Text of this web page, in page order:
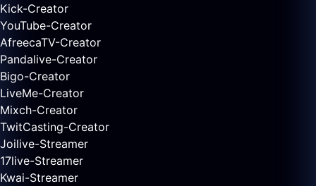
Kick-Creator
YouTube-Creator
AfreecaTV-Creator
Pandalive-Creator
Bigo-Creator
LiveMe-Creator
Mixch-Creator
TwitCasting-Creator
Joilive-Streamer
17live-Streamer
Kwai-Streamer